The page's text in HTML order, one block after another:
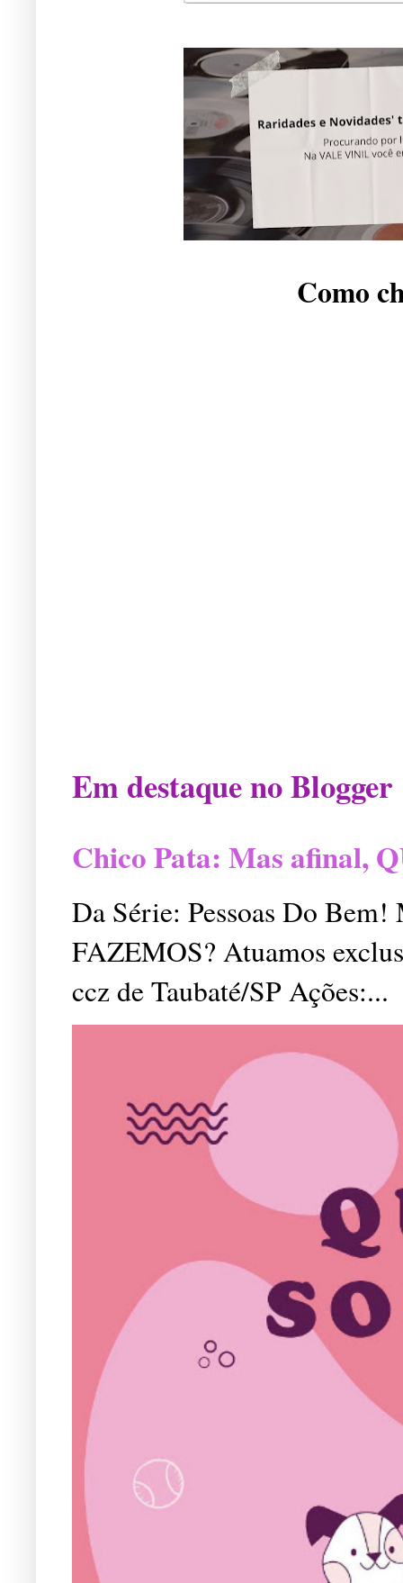
Como
Em destaque no Blogger
Chico Pata: Mas afinal,
Da Série: Pessoas Do
FAZEMOS? Atuamos
ccz de Taubaté/SP Ações:...